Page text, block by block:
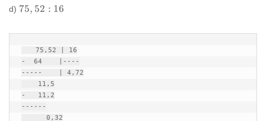
d) 75,52
75, 52 : 16
-  64    |----
-----    | 4,72
-   11,2
------